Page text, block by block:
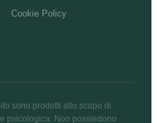
Cookie Policy
sono prodotti allo scopo di
psicologica. Non possiedono